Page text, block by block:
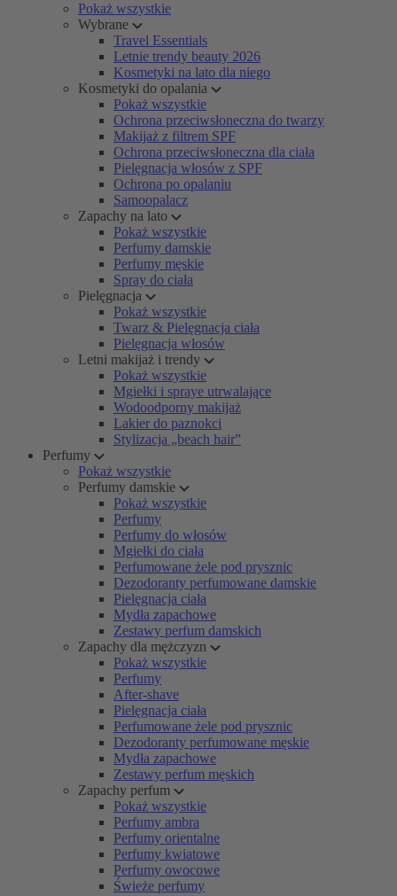
Pokaż wszystkie
Wybrane
Travel Essentials
Letnie trendy beauty 2026
Kosmetyki na lato dla niego
Kosmetyki do opalania
Pokaż wszystkie
Ochrona przeciwsłoneczna do twarzy
Makijaż z filtrem SPF
Ochrona przeciwsłoneczna dla ciała
Pielęgnacja włosów z SPF
Ochrona po opalaniu
Samoopalacz
Zapachy na lato
Pokaż wszystkie
Perfumy damskie
Perfumy męskie
Spray do ciała
Pielęgnacja
Pokaż wszystkie
Twarz & Pielęgnacja ciała
Pielęgnacja włosów
Letni makijaż i trendy
Pokaż wszystkie
Mgiełki i spraye utrwalające
Wodoodporny makijaż
Lakier do paznokci
Stylizacja „beach hair”
Perfumy
Pokaż wszystkie
Perfumy damskie
Pokaż wszystkie
Perfumy
Perfumy do włosów
Mgiełki do ciała
Perfumowane żele pod prysznic
Dezodoranty perfumowane damskie
Pielęgnacja ciała
Mydła zapachowe
Zestawy perfum damskich
Zapachy dla mężczyzn
Pokaż wszystkie
Perfumy
After-shave
Pielęgnacja ciała
Perfumowane żele pod prysznic
Dezodoranty perfumowane męskie
Mydła zapachowe
Zestawy perfum męskich
Zapachy perfum
Pokaż wszystkie
Perfumy ambra
Perfumy orientalne
Perfumy kwiatowe
Perfumy owocowe
Świeże perfumy